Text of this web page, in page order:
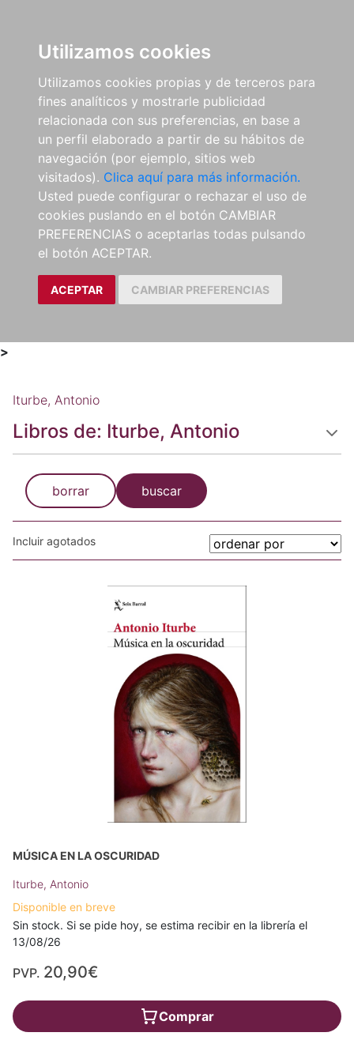
Utilizamos cookies
Utilizamos cookies propias y de terceros para
fines analíticos y mostrarle publicidad
relacionada con sus preferencias, en base a
un perfil elaborado a partir de su hábitos de
navegación (por ejemplo, sitios web
visitados). Clica aquí para más información.
Usted puede configurar o rechazar el uso de
cookies puslando en el botón CAMBIAR
PREFERENCIAS o aceptarlas todas pulsando
el botón ACEPTAR.
ACEPTAR CAMBIAR PREFERENCIAS
>
Iturbe, Antonio
Libros de: Iturbe, Antonio
borrar buscar
Incluir agotados
MÚSICA EN LA OSCURIDAD
Iturbe, Antonio
Disponible en breve
Sin stock. Si se pide hoy, se estima recibir en la librería el
13/08/26
PVP. 20,90€
Comprar